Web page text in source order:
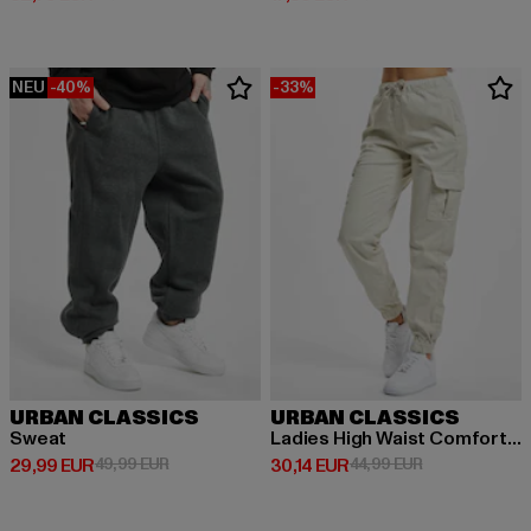
NEU -40%
URBAN CLASSICS
Sweat
29,99 EUR
Derzeitiger Preis: 29,99 EUR
49,99 EURAktionspreis: 49,99 EUR
-33%
URBAN CLASSICS
Ladies High Waist Comfort Jogging
30,14 EUR
Derzeitiger Preis: 30,14 EUR
44,99 EURAktionspreis: